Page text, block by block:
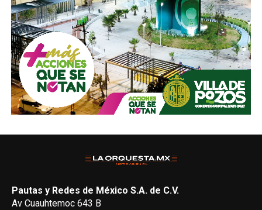
Pautas y Redes de México S.A. de C.V.
Av Cuauhtemoc 643 B